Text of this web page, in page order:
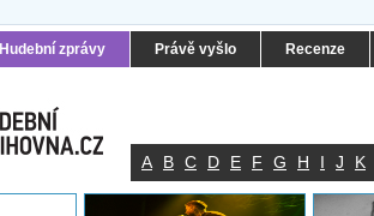
Hudební zprávy Právě vyšlo Recenze
A B C D E F G H I J K